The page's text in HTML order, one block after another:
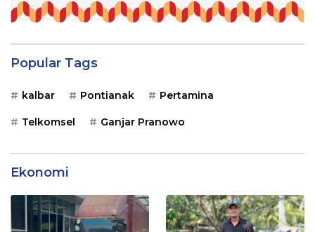
Popular Tags
kalbar Pontianak Pertamina
Telkomsel Ganjar Pranowo
Ekonomi